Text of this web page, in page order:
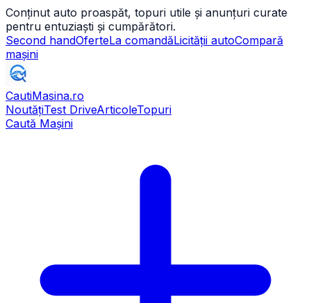
Conținut auto proaspăt, topuri utile și anunțuri curate
pentru entuziaști și cumpărători.
Second handOferteLa comandăLicității autoCompară
mașini
CautiMasina.ro
NoutățiTest DriveArticoleTopuri
Caută Mașini